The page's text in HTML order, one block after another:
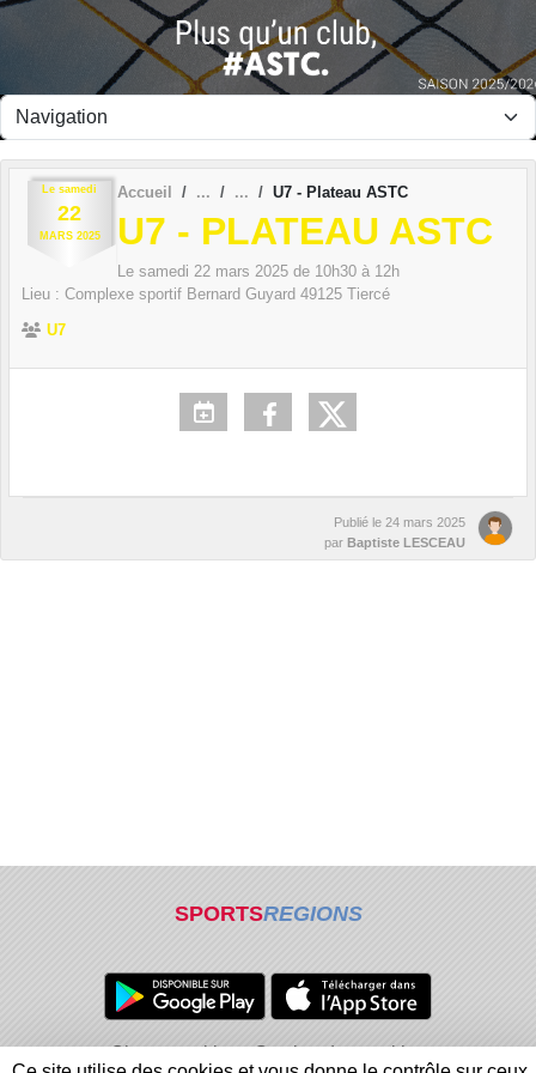
Le samedi
22
MARS 2025
Accueil U7 - Plateau ASTC
U7 - PLATEAU ASTC
Le samedi 22 mars 2025 de 10h30 à 12h
Lieu : Complexe sportif Bernard Guyard 49125 Tiercé
U7
Publié le 24 mars 2025
par Baptiste LESCEAU
SPORTSREGIONS
Charte cookies
Gestion des cookies
Panneau de gestion des cookies